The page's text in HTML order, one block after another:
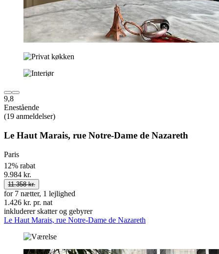
9,8
Enestående
(19 anmeldelser)
Le Haut Marais, rue Notre-Dame de Nazareth
Paris
12% rabat
9.984 kr.
11.358 kr.
for 7 nætter, 1 lejlighed
1.426 kr. pr. nat
inkluderer skatter og gebyrer
Le Haut Marais, rue Notre-Dame de Nazareth